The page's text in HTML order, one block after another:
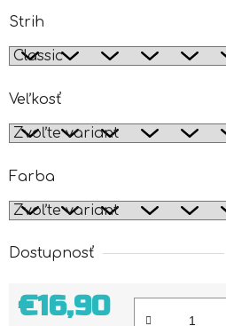
Strih
Veľkosť
Farba
Dostupnosť
€16,90